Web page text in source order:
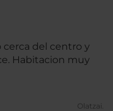
del centro y
Habitacion muy
Olatzai.